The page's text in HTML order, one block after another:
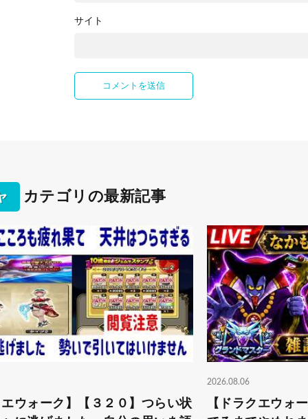
サイト
カテゴリの最新記事
エウォーク】【３２０】つらい状
2026.08.06
【ドラクエウォ